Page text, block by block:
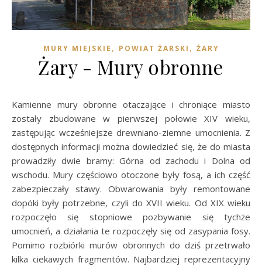
MURY MIEJSKIE , POWIAT ŻARSKI , ŻARY
Żary - Mury obronne
Kamienne mury obronne otaczające i chroniące miasto
zostały zbudowane w pierwszej połowie XIV wieku,
zastępując wcześniejsze drewniano-ziemne umocnienia. Z
dostępnych informacji można dowiedzieć się, że do miasta
prowadziły dwie bramy: Górna od zachodu i Dolna od
wschodu. Mury częściowo otoczone były fosą, a ich część
zabezpieczały stawy. Obwarowania były remontowane
dopóki były potrzebne, czyli do XVII wieku. Od XIX wieku
rozpoczęło się stopniowe pozbywanie się tychże
umocnień, a działania te rozpoczęły się od zasypania fosy.
Pomimo rozbiórki murów obronnych do dziś przetrwało
kilka ciekawych fragmentów. Najbardziej reprezentacyjny